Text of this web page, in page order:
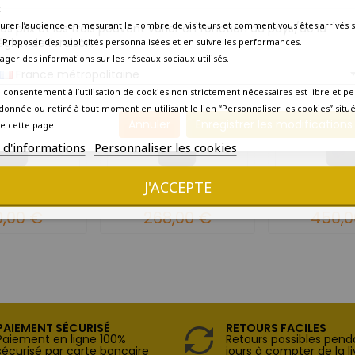
prix et les frais peuvent varier en fonction du pays/de la
de livraison.
Annuler Enregistrer les modifications
d'Aux
Bourgeois...
€
Château Patache d'Aux
Médoc Cru Bourgeois...
268,00 €
Château
Médoc Cru
SÉCURISÉ
en ligne 100%
par carte bancaire
RETOURS FACILES
Retours possibles
jours à compter de la
l’audience en mesurant le nombre de visiteurs et comment vous êtes arrivés
Proposer des publicités personnalisées et en suivre les performances.
des informations sur les réseaux sociaux utilisés.
consentement à l’utilisation de cookies non strictement nécessaires est libre et
ou retiré à tout moment en utilisant le lien “Personnaliser les cookies”
cette page.
d'informations Personnaliser les cookies
J'ACCEPTE